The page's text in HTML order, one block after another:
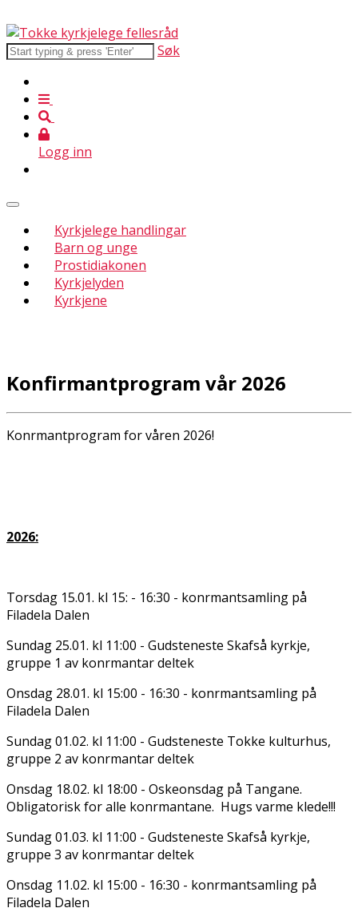
Søk
Logg inn
Kyrkjelege handlingar
Barn og unge
Prostidiakonen
Kyrkjelyden
Kyrkjene
Konfirmantprogram vår 2026
Konfirmantprogram for våren 2026!
2026:
Torsdag 15.01. kl 15: - 16:30 - konfirmantsamling på
Filadelfia Dalen
Sundag 25.01. kl 11:00 - Gudsteneste Skafså kyrkje,
gruppe 1 av konfirmantar deltek
Onsdag 28.01. kl 15:00 - 16:30 - konfirmantsamling på
Filadelfia Dalen
Sundag 01.02. kl 11:00 - Gudsteneste Tokke kulturhus,
gruppe 2 av konfirmantar deltek
Onsdag 18.02. kl 18:00 - Oskeonsdag på Tangane.
Obligatorisk for alle konfirmantane. Hugs varme klede!!!
Sundag 01.03. kl 11:00 - Gudsteneste Skafså kyrkje,
gruppe 3 av konfirmantar deltek
Onsdag 11.02. kl 15:00 - 16:30 - konfirmantsamling på
Filadelfia Dalen